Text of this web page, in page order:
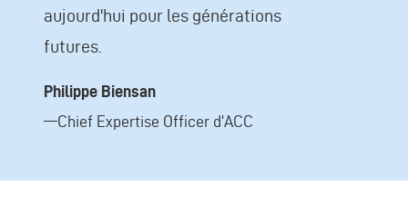
aujourd'hui pour les générations
futures.
Philippe Biensan
—Chief Expertise Officer d'ACC